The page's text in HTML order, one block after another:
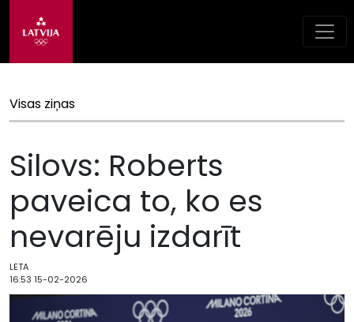
Visas ziņas
Silovs: Roberts
paveica to, ko es
nevarēju izdarīt
LETA
16:53 15-02-2026